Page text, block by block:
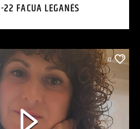
FACUA LEGANÉS
0